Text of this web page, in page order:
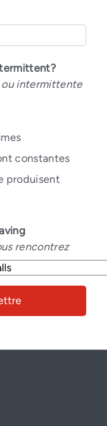
ou intermittente
constantes
produisent
rencontrez